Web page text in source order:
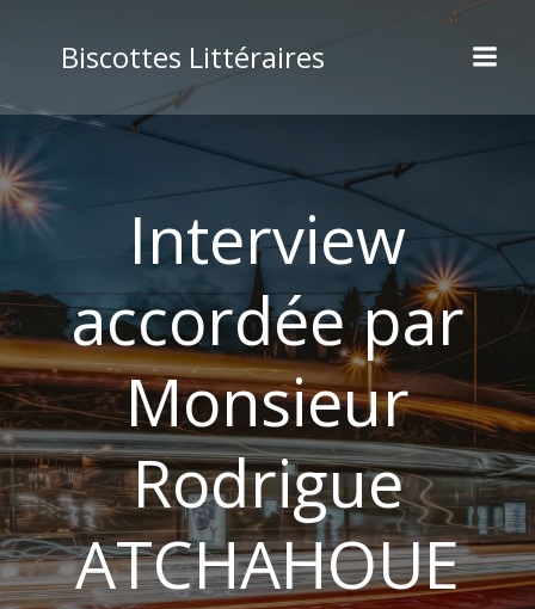
au
contenu
Biscottes Littéraires
Interview
accordée par
Monsieur
Rodrigue
ATCHAHOUE